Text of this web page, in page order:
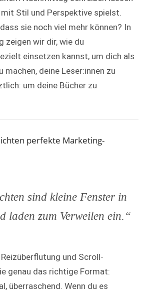
Stil und Perspektive spielst.
sie noch viel mehr können? In
zeigen wir dir, wie du
einsetzen kannst, um dich als
deine Leser:innen zu
um deine Bücher zu
perfekte Marketing-
sind kleine Fenster in
laden zum Verweilen ein.“
und Scroll-
genau das richtige Format:
überraschend. Wenn du es